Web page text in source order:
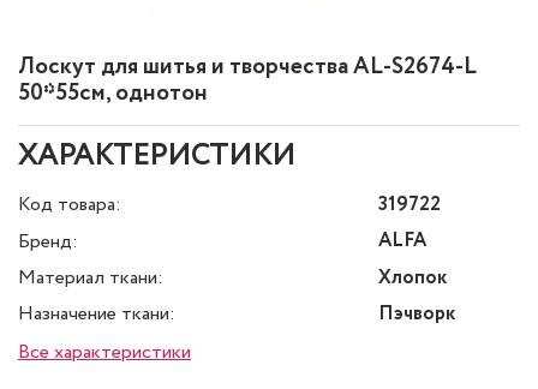
Лоскут для шитья и творчества AL-S2674-L
50*55см, однотон
ХАРАКТЕРИСТИКИ
Код товара:
319722
Бренд:
ALFA
Материал ткани:
Хлопок
Назначение ткани:
Пэчворк
Все характеристики